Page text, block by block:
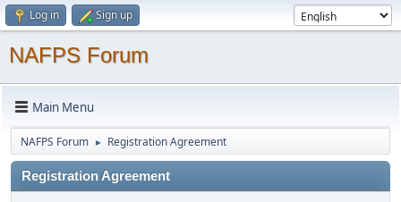
Log in Sign up
NAFPS Forum
Main Menu
NAFPS Forum ► Registration Agreement
Registration Agreement